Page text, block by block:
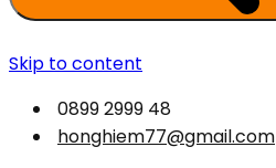
Skip to content
0899 2999 48
honghiem77@gmail.com